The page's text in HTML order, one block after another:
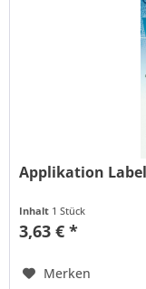
Applikation
Inhalt 1 Stück
3,63 € *
Merken